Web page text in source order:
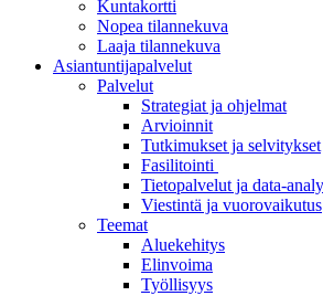
Kuntakortti
Nopea tilannekuva
Laaja tilannekuva
Asiantuntijapalvelut
Palvelut
Strategiat ja ohjelmat
Arvioinnit
Tutkimukset ja selvitykset
Fasilitointi
Tietopalvelut ja data-
Viestintä ja vuorovaikutus
Teemat
Aluekehitys
Elinvoima
Työllisyys